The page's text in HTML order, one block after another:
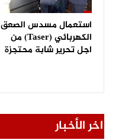
استعمال مسدس الصعق
الكهربائي (Taser) من
اجل تحرير شابة محتجزة
اخر الأخبار